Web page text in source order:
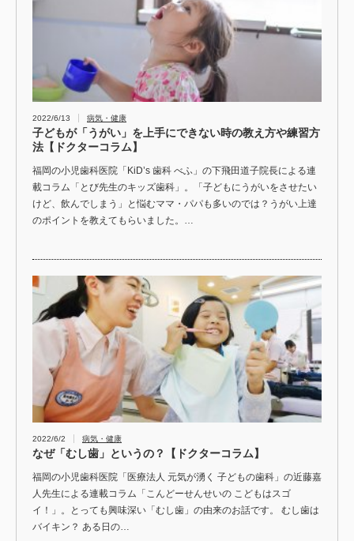
2022/6/13 病気・健康
子どもが「うがい」を上手にできない時の教え方や練習方
法【ドクターコラム】
福岡の小児歯科医院「KiD’s 歯科 べふ」の下飛田道子院長による連
載コラム「とび先生のキッズ歯科」。「子どもにうがいをさせたい
けど、飲んでしまう」と悩むママ・パパも多いのでは？うがい上達
のポイントを教えてもらいました。…
2022/6/2 病気・健康
なぜ「むし歯」というの？【ドクターコラム】
福岡の小児歯科医院「医療法人 元気が湧く 子どもの歯科」の近藤嘉
人先生による連載コラム「こんどーせんせいの こどもはスゴ
イ！」。とっても興味深い「むし歯」の由来のお話です。 むし歯は
バイキン？ ある日の…